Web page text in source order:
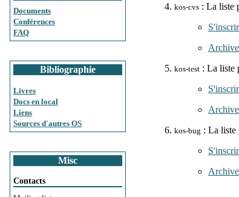
Documents
Conférences
FAQ
Bibliographie
Livres
Docs en local
Liens
Sources d'autres OS
Misc
Contacts
kos-cvs : La liste
kos-test : La liste
kos-bug : La liste